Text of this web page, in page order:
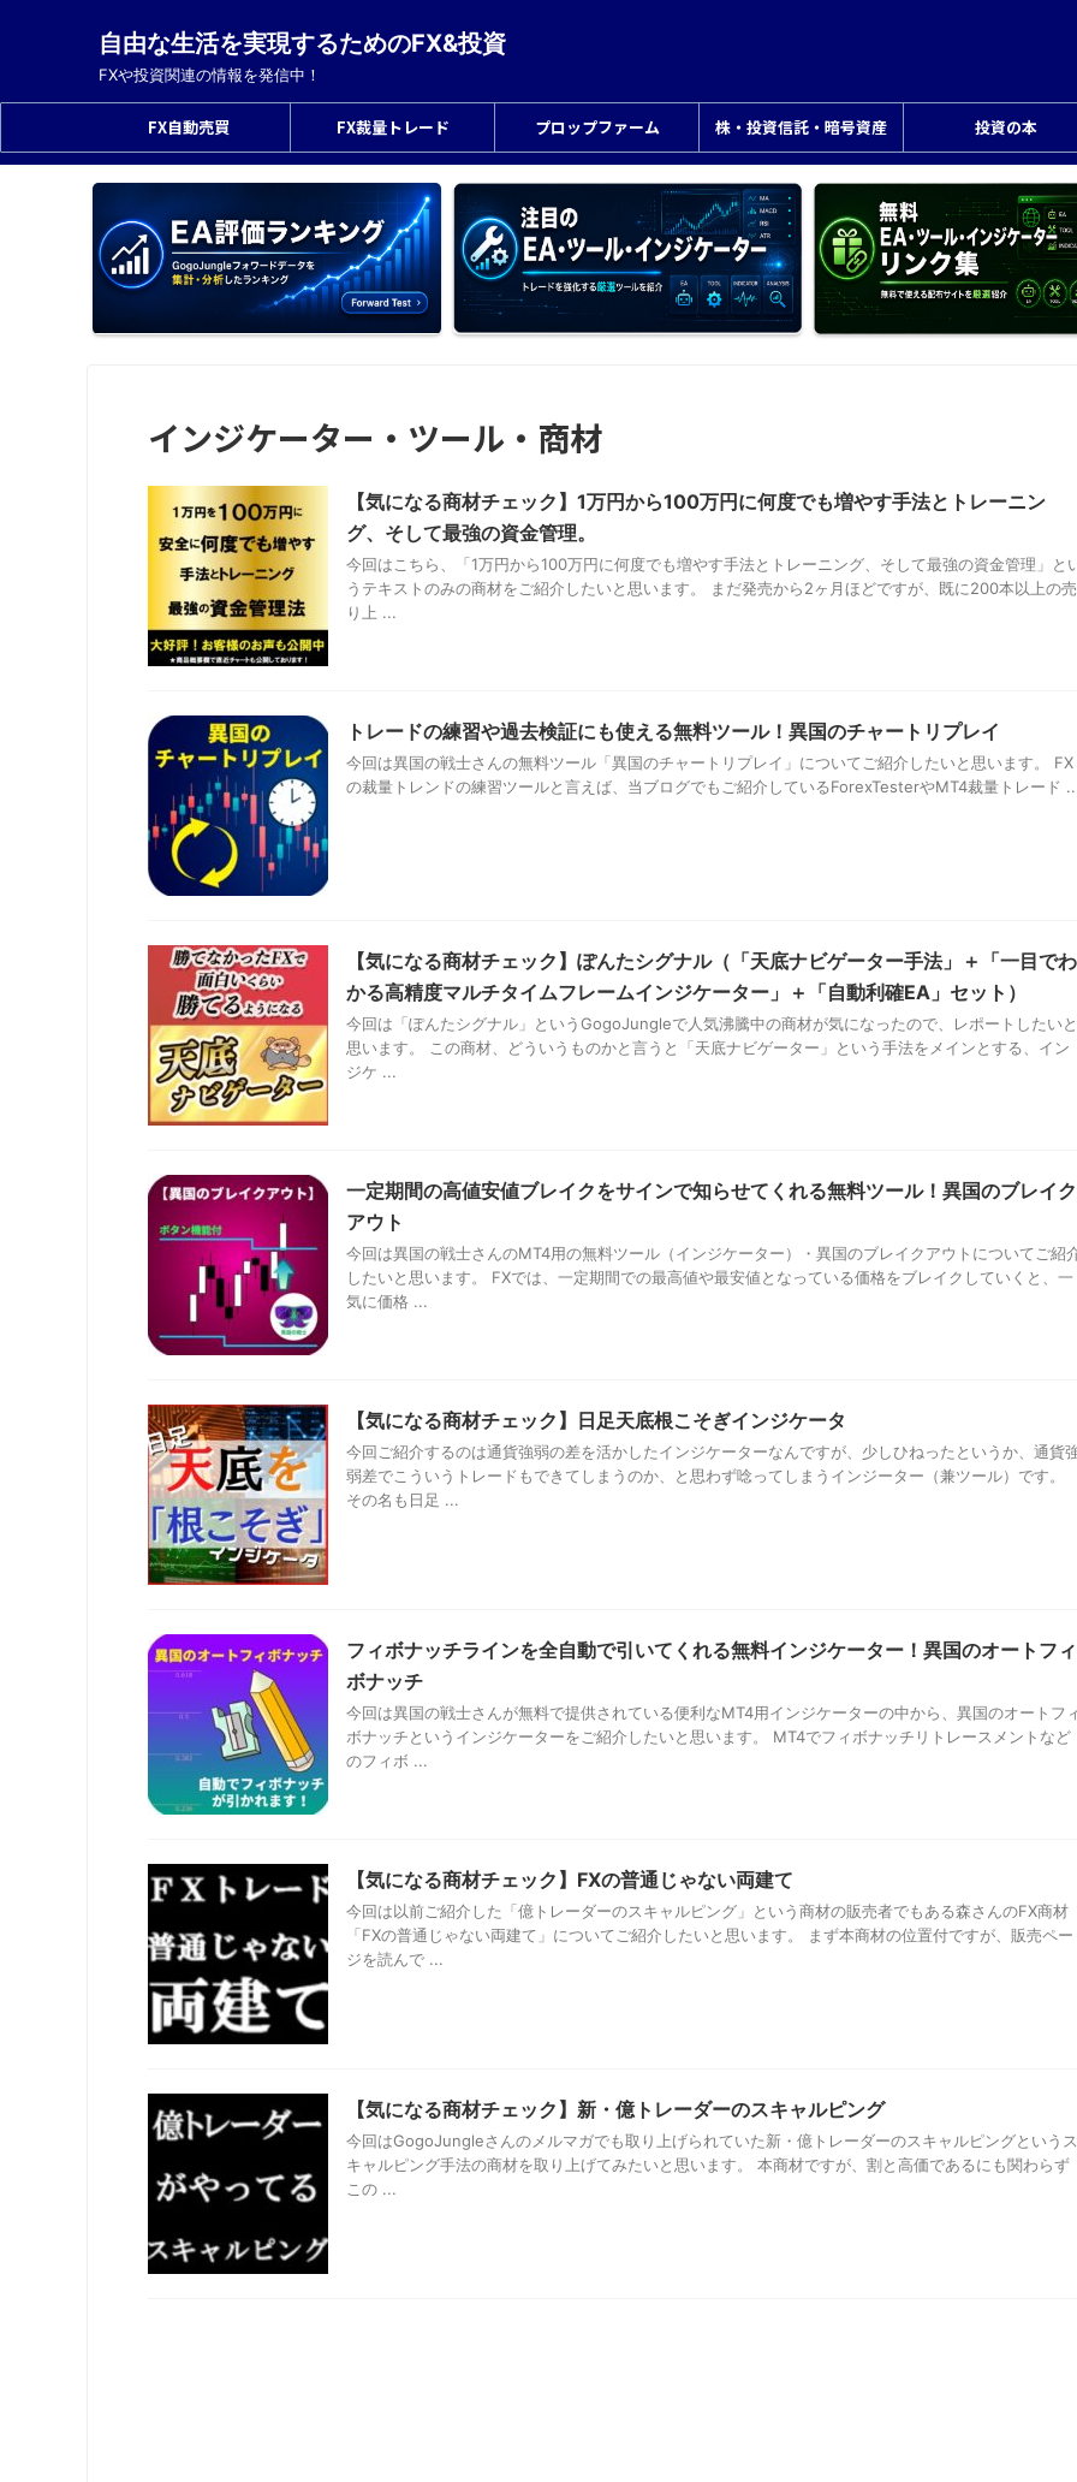
自由な生活を実現するためのFX&投資
FXや投資関連の情報を発信中！
FX自動売買 FX裁量トレード プロップファーム 株・投資信託・暗号資産 投資の本
インジケーター・ツール・商材
【気になる商材チェック】1万円から100万円に何度でも増やす手法とトレーニン
グ、そして最強の資金管理。
今回はこちら、「1万円から100万円に何度でも増やす手法とトレーニング、そして最強の資金管理」と
うテキストのみの商材をご紹介したいと思います。 まだ発売から2ヶ月ほどですが、既に200本以上の売
り上 ...
トレードの練習や過去検証にも使える無料ツール！異国のチャートリプレイ
今回は異国の戦士さんの無料ツール「異国のチャートリプレイ」についてご紹介したいと思います。 FX
の裁量トレンドの練習ツールと言えば、当ブログでもご紹介しているForexTesterやMT4裁量トレード
【気になる商材チェック】ぽんたシグナル（「天底ナビゲーター手法」＋「一目でわ
かる高精度マルチタイムフレームインジケーター」＋「自動利確EA」セット）
今回は「ぽんたシグナル」というGogoJungleで人気沸騰中の商材が気になったので、レポートしたいと
思います。 この商材、どういうものかと言うと「天底ナビゲーター」という手法をメインとする、イン
ジケ ...
一定期間の高値安値ブレイクをサインで知らせてくれる無料ツール！異国のブレイク
アウト
今回は異国の戦士さんのMT4用の無料ツール（インジケーター）・異国のブレイクアウトについてご紹
したいと思います。 FXでは、一定期間での最高値や最安値となっている価格をブレイクしていくと、一
気に価格 ...
【気になる商材チェック】日足天底根こそぎインジケータ
今回ご紹介するのは通貨強弱の差を活かしたインジケーターなんですが、少しひねったというか、通貨
弱差でこういうトレードもできてしまうのか、と思わず唸ってしまうインジーター（兼ツール）です。
その名も日足 ...
フィボナッチラインを全自動で引いてくれる無料インジケーター！異国のオートフィ
ボナッチ
今回は異国の戦士さんが無料で提供されている便利なMT4用インジケーターの中から、異国のオートフ
ボナッチというインジケーターをご紹介したいと思います。 MT4でフィボナッチリトレースメントなど
のフィボ ...
【気になる商材チェック】FXの普通じゃない両建て
今回は以前ご紹介した「億トレーダーのスキャルピング」という商材の販売者でもある森さんのFX商材
「FXの普通じゃない両建て」についてご紹介したいと思います。 まず本商材の位置付ですが、販売ペー
ジを読んで ...
【気になる商材チェック】新・億トレーダーのスキャルピング
今回はGogoJungleさんのメルマガでも取り上げられていた新・億トレーダーのスキャルピングというス
キャルピング手法の商材を取り上げてみたいと思います。 本商材ですが、割と高価であるにも関わらず
この ...